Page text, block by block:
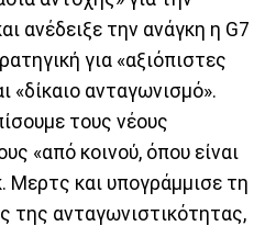
ανέδειξε την ανάγκη η G7
για «αξιόπιστες
«δίκαιο ανταγωνισμό».
τους νέους
«από κοινού, όπου είναι
Μερτς και υπογράμμισε τη
της ανταγωνιστικότητας,